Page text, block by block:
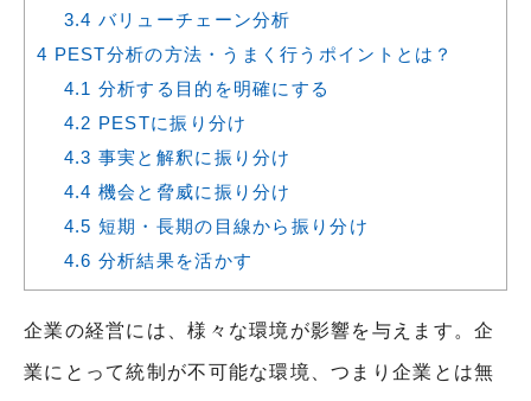
3.4 バリューチェーン分析
4 PEST分析の方法・うまく行うポイントとは？
4.1 分析する目的を明確にする
4.2 PESTに振り分け
4.3 事実と解釈に振り分け
4.4 機会と脅威に振り分け
4.5 短期・長期の目線から振り分け
4.6 分析結果を活かす
企業の経営には、様々な環境が影響を与えます。企
業にとって統制が不可能な環境、つまり企業とは無